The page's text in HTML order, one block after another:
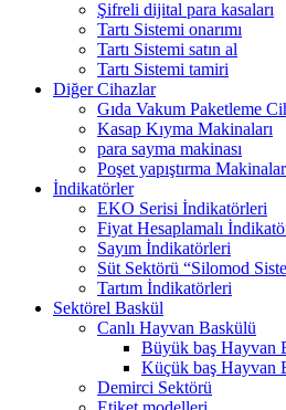
Şifreli dijital para kasaları
Tartı Sistemi onarımı
Tartı Sistemi satın al
Tartı Sistemi tamiri
Diğer Cihazlar
Gıda Vakum Paketleme
Kasap Kıyma Makinaları
para sayma makinası
Poşet yapıştırma
İndikatörler
EKO Serisi İndikatörleri
Fiyat Hesaplamalı
Sayım İndikatörleri
Süt Sektörü “Silomod
Tartım İndikatörleri
Sektörel Baskül
Canlı Hayvan Baskülü
Büyük baş Hayvan
Küçük baş Hayvan
Demirci Sektörü